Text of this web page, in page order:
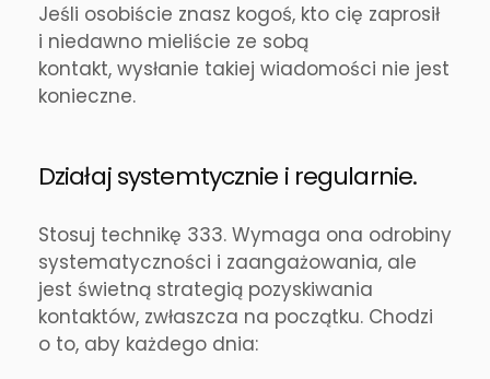
Jeśli osobiście znasz kogoś, kto cię zaprosił
i niedawno mieliście ze sobą
kontakt, wysłanie takiej wiadomości nie jest
konieczne.
Działaj systemtycznie i regularnie.
Stosuj technikę 333. Wymaga ona odrobiny
systematyczności i zaangażowania, ale
jest świetną strategią pozyskiwania
kontaktów, zwłaszcza na początku. Chodzi
o to, aby każdego dnia: